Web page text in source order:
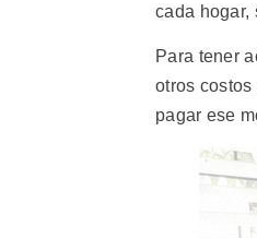
cada hogar,
Para tener
otros
pagar ese